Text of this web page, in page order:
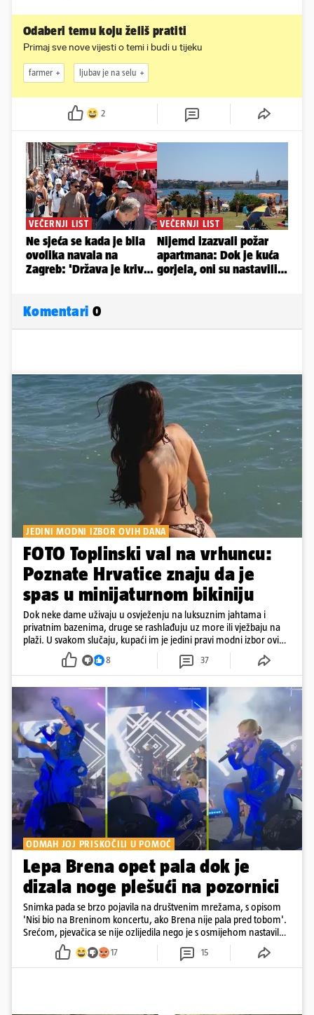
Odaberi temu koju želiš pratiti
Primaj sve nove vijesti o temi i budi u tijeku
farmer ljubav je na selu
2
Komentari 0
JEDINI MODNI IZBOR OVIH DANA
FOTO Toplinski val na vrhuncu:
Poznate Hrvatice znaju da je
spas u minijaturnom bikiniju
Dok neke dame uživaju u osvježenju na luksuznim jahtama i
privatnim bazenima, druge se rashlađuju uz more ili vježbaju na
plaži. U svakom slučaju, kupaći im je jedini pravi modni izbor ovih
8 37
ODMAH JOJ PRISKOČILI U POMOĆ
Lepa Brena opet pala dok je
dizala noge plešući na pozornici
Snimka pada se brzo pojavila na društvenim mrežama, s opisom
'Nisi bio na Breninom koncertu, ako Brena nije pala pred tobom'.
Srećom, pjevačica se nije ozlijedila nego je s osmijehom nastavila
17 15